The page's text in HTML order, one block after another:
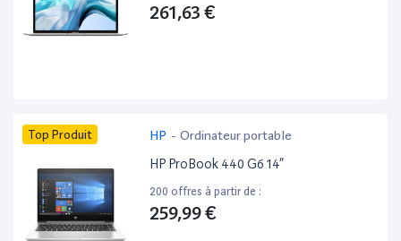
261,63 €
Top Produit HP - Ordinateur portable
HP ProBook 440 G6 14”
200 offres à partir de :
259,99 €